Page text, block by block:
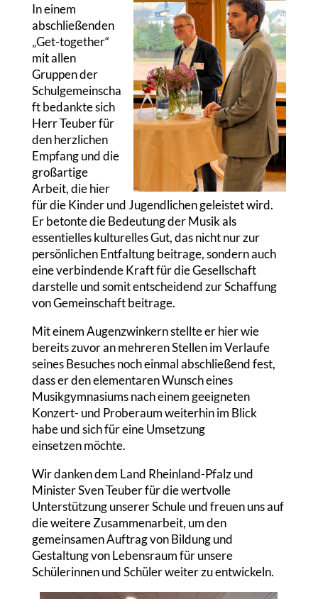
In einem
abschließenden
„Get-together“
mit allen
Gruppen der
Schulgemeinscha
ft bedankte sich
Herr Teuber für
den herzlichen
Empfang und die
großartige
Arbeit, die hier
für die Kinder und Jugendlichen geleistet wird.
Er betonte die Bedeutung der Musik als
essentielles kulturelles Gut, das nicht nur zur
persönlichen Entfaltung beitrage, sondern auch
eine verbindende Kraft für die Gesellschaft
darstelle und somit entscheidend zur Schaffung
von Gemeinschaft beitrage.
Mit einem Augenzwinkern stellte er hier wie
bereits zuvor an mehreren Stellen im Verlaufe
seines Besuches noch einmal abschließend fest,
dass er den elementaren Wunsch eines
Musikgymnasiums nach einem geeigneten
Konzert- und Proberaum weiterhin im Blick
habe und sich für eine Umsetzung
einsetzen möchte.
Wir danken dem Land Rheinland-Pfalz und
Minister Sven Teuber für die wertvolle
Unterstützung unserer Schule und freuen uns auf
die weitere Zusammenarbeit, um den
gemeinsamen Auftrag von Bildung und
Gestaltung von Lebensraum für unsere
Schülerinnen und Schüler weiter zu entwickeln.